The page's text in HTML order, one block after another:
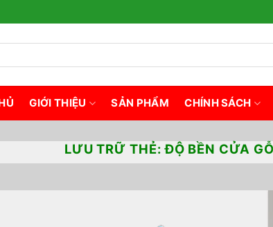
GIỚI THIỆU SẢN PHẨM CHÍNH SÁCH
LƯU TRỮ THẺ:ĐỘ BỀN CỬA